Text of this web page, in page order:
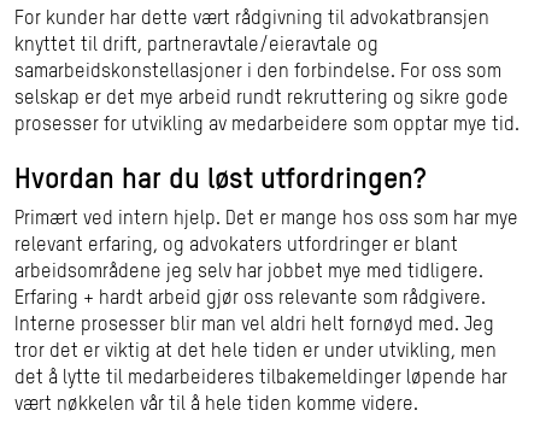
For kunder har dette vært rådgivning til advokatbransjen
knyttet til drift, partneravtale/eieravtale og
samarbeidskonstellasjoner i den forbindelse. For oss som
selskap er det mye arbeid rundt rekruttering og sikre gode
prosesser for utvikling av medarbeidere som opptar mye tid.
Hvordan har du løst utfordringen?
Primært ved intern hjelp. Det er mange hos oss som har mye
relevant erfaring, og advokaters utfordringer er blant
arbeidsområdene jeg selv har jobbet mye med tidligere.
Erfaring + hardt arbeid gjør oss relevante som rådgivere.
Interne prosesser blir man vel aldri helt fornøyd med. Jeg
tror det er viktig at det hele tiden er under utvikling, men
det å lytte til medarbeideres tilbakemeldinger løpende har
vært nøkkelen vår til å hele tiden komme videre.